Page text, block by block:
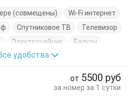
(совмещены)
Wi-Fi интернет
Спутниковое ТВ
Телевизор
Электрочайник
Балкон
двуспальная Стол
удобства
от 5500 руб
за номер за 1 сутки